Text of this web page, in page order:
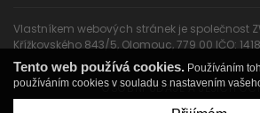
Novinky
Vlastníkem webových stránek je společnost
Křížkovského 843/5, Olomouc, 779 00 IČO:
OSOBNÍ ÚDAJE A JEJICH
Tento web používá cookies. Používáním
používáním cookies v souladu s nastavením